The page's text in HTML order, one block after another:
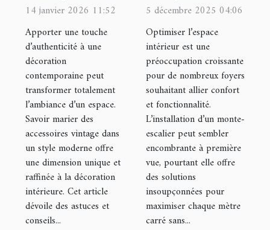
accessoires
vintage dans
un style
moderne ?
14 janvier 2026 11:52
Apporter une touche
d’authenticité à une
décoration
contemporaine peut
transformer totalement
l’ambiance d’un espace.
Savoir marier des
accessoires vintage dans
un style moderne offre
une dimension unique et
raffinée à la décoration
intérieure. Cet article
dévoile des astuces et
conseils...
soi : est-ce
possible avec
un monte-
escalier ?
5 décembre 2025 04:06
Optimiser l’espace
intérieur est une
préoccupation croissante
pour de nombreux foyers
souhaitant allier confort
et fonctionnalité.
L’installation d’un monte-
escalier peut sembler
encombrante à première
vue, pourtant elle offre
des solutions
insoupçonnées pour
maximiser chaque mètre
carré sans...